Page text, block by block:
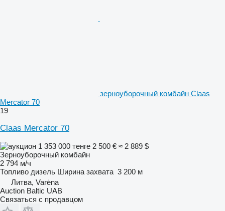
зерноуборочный комбайн Claas
Mercator 70
19
Claas Mercator 70
1 353 000 тенге 2 500 € ≈ 2 889 $
Зерноуборочный комбайн
2 794 м/ч
Топливо дизель Ширина захвата 3 200 м
Литва, Varėna
Auction Baltic UAB
Связаться с продавцом